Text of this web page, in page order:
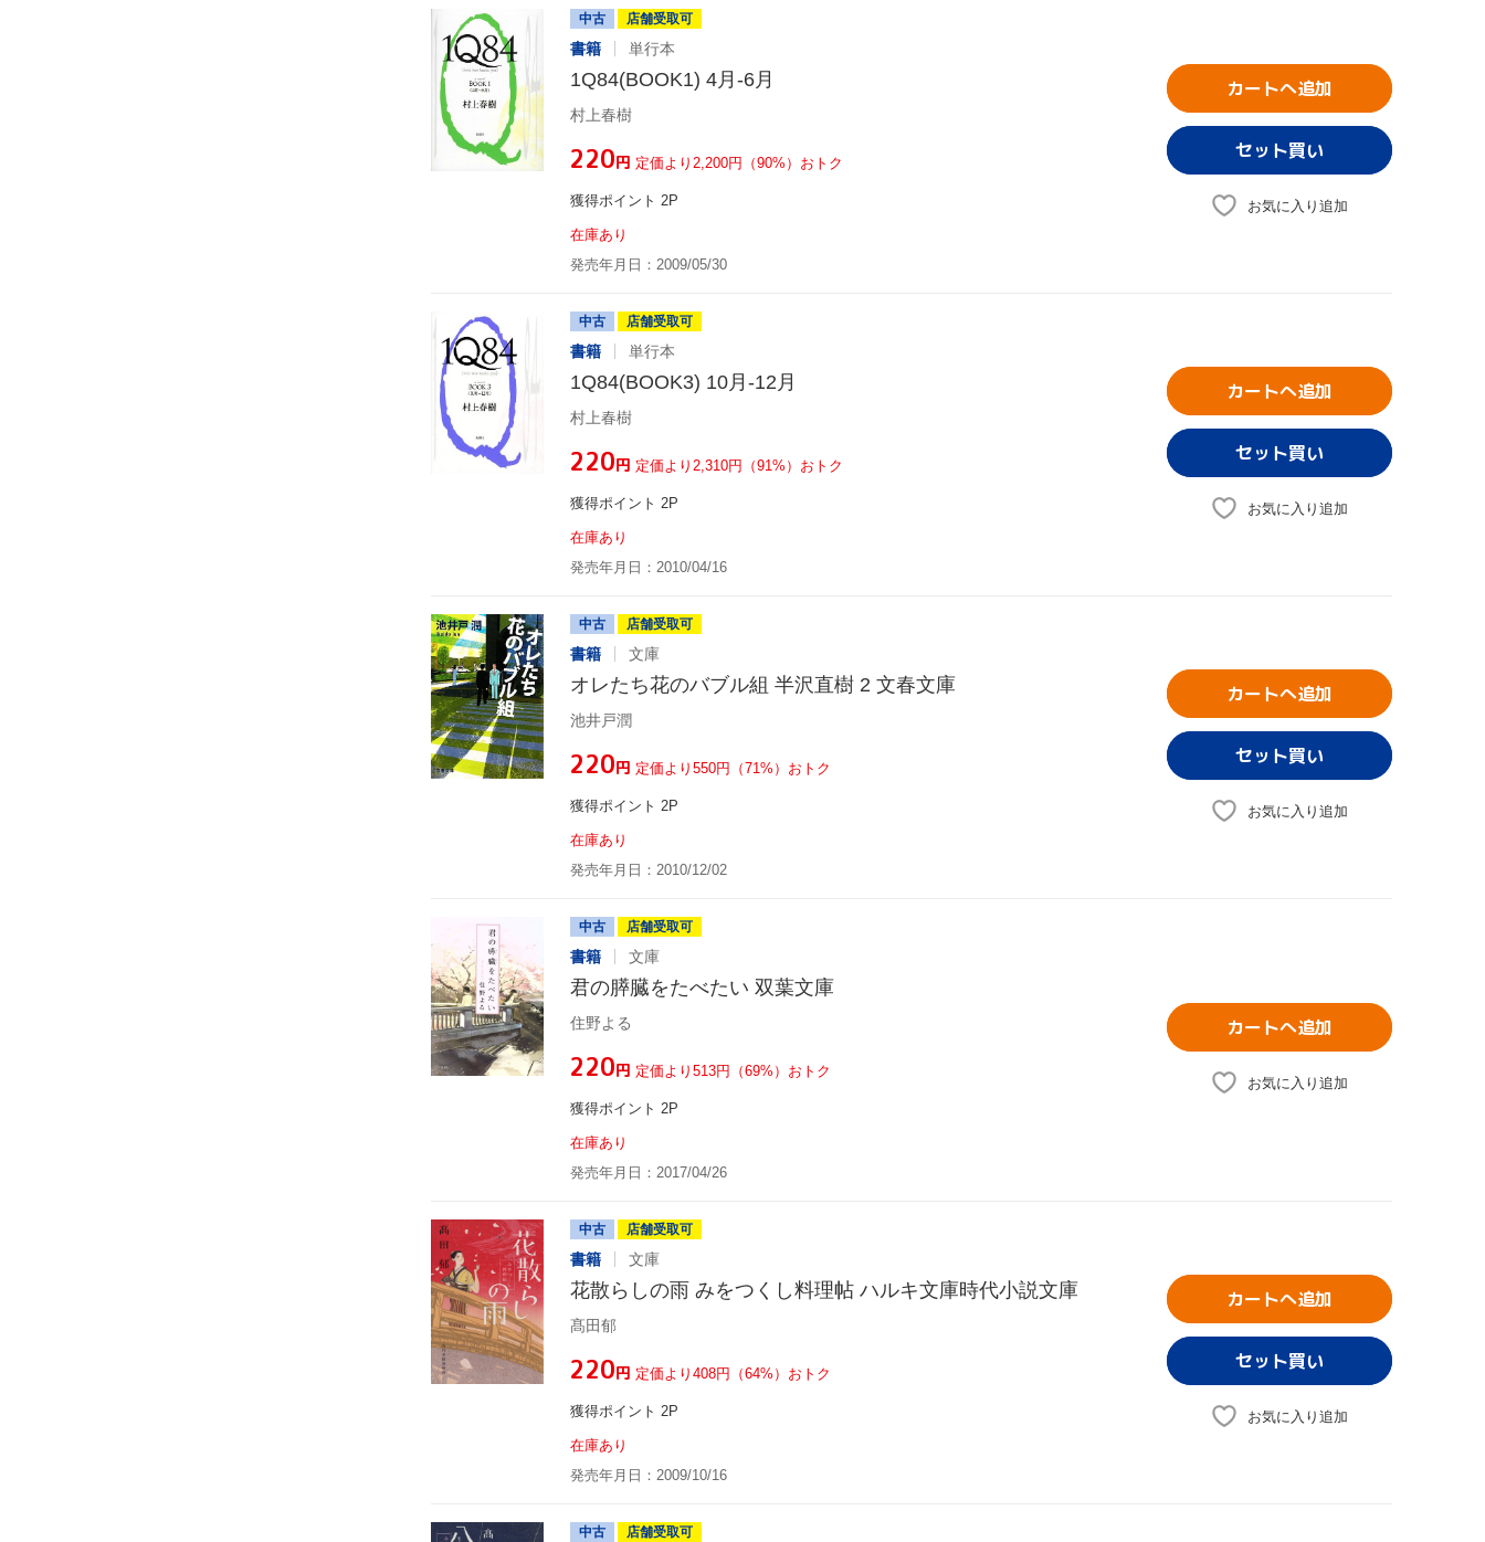
中古 店舗受取可
書籍 単行本
1Q84(BOOK1) 4月-6月
村上春樹
¥220円 定価より2,200円（90%）おトク
獲得ポイント 2P
在庫あり
発売年月日：2009/05/30
カートへ追加
お気に入り追加
中古 店舗受取可
書籍 単行本
1Q84(BOOK3) 10月-12月
村上春樹
¥220円 定価より2,310円（91%）おトク
獲得ポイント 2P
在庫あり
発売年月日：2010/04/16
カートへ追加
お気に入り追加
中古 店舗受取可
書籍 文庫
オレたち花のバブル組 半沢直樹 2 文春文庫
池井戸潤
¥220円 定価より550円（71%）おトク
獲得ポイント 2P
在庫あり
発売年月日：2010/12/02
カートへ追加
お気に入り追加
中古 店舗受取可
書籍 文庫
君の膵臓をたべたい 双葉文庫
住野よる
¥220円 定価より513円（69%）おトク
獲得ポイント 2P
在庫あり
発売年月日：2017/04/26
カートへ追加
お気に入り追加
中古 店舗受取可
書籍 文庫
花散らしの雨 みをつくし料理帖 ハルキ文庫時代小説文庫
髙田郁
¥220円 定価より408円（64%）おトク
獲得ポイント 2P
在庫あり
発売年月日：2009/10/16
カートへ追加
お気に入り追加
中古 店舗受取可